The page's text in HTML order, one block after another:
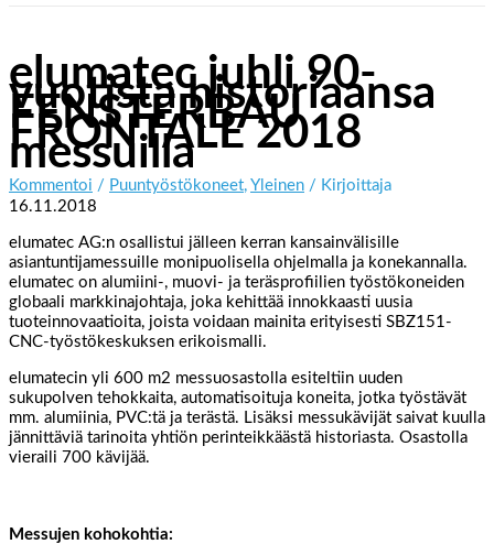
elumatec juhli 90-
vuotista historiaansa
FENSTERBAU
FRONTALE 2018
messuilla
Kommentoi / Puuntyöstökoneet, Yleinen / Kirjoittaja
16.11.2018
elumatec AG:n osallistui jälleen kerran kansainvälisille
asiantuntijamessuille monipuolisella ohjelmalla ja konekannalla.
elumatec on alumiini-, muovi- ja teräsprofiilien työstökoneiden
globaali markkinajohtaja, joka kehittää innokkaasti uusia
tuoteinnovaatioita, joista voidaan mainita erityisesti SBZ151-
CNC-työstökeskuksen erikoismalli.
elumatecin yli 600 m2 messuosastolla esiteltiin uuden
sukupolven tehokkaita, automatisoituja koneita, jotka työstävät
mm. alumiinia, PVC:tä ja terästä. Lisäksi messukävijät saivat kuulla
jännittäviä tarinoita yhtiön perinteikkäästä historiasta. Osastolla
vieraili 700 kävijää.
Messujen kohokohtia: